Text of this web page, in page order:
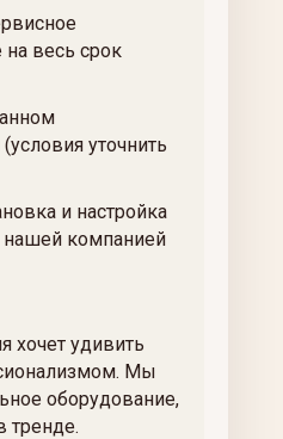
весь срок
уточнить
и настройка
нашей компанией
хочет удивить
Мы
оборудование,
тренде.